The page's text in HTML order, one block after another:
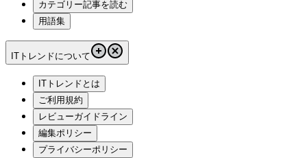
カテゴリー記事を読む
用語集
ITトレンドについて
ITトレンドとは
ご利用規約
レビューガイドライン
編集ポリシー
プライバシーポリシー